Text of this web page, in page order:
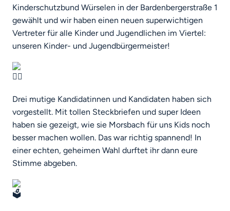
Kinderschutzbund Würselen in der Bardenbergerstraße 1
gewählt und wir haben einen neuen superwichtigen
Vertreter für alle Kinder und Jugendlichen im Viertel:
unseren Kinder- und Jugendbürgermeister!
Drei mutige Kandidatinnen und Kandidaten haben sich
vorgestellt. Mit tollen Steckbriefen und super Ideen
haben sie gezeigt, wie sie Morsbach für uns Kids noch
besser machen wollen. Das war richtig spannend! In
einer echten, geheimen Wahl durftet ihr dann eure
Stimme abgeben.